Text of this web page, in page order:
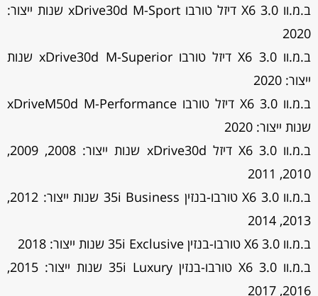
ב.מ.וו X6 3.0 דיזל טורבו xDrive30d M-Sport שנות ייצור:
2020
ב.מ.וו X6 3.0 דיזל טורבו xDrive30d M-Superior שנות
ייצור: 2020
ב.מ.וו X6 3.0 דיזל טורבו xDriveM50d M-Performance
שנות ייצור: 2020
ב.מ.וו X6 3.0 דיזל xDrive30d שנות ייצור: 2008, 2009,
2010, 2011
ב.מ.וו X6 3.0 טורבו-בנזין 35i Business שנות ייצור: 2012,
2013, 2014
ב.מ.וו X6 3.0 טורבו-בנזין 35i Exclusive שנות ייצור: 2018
ב.מ.וו X6 3.0 טורבו-בנזין 35i Luxury שנות ייצור: 2015,
2016, 2017